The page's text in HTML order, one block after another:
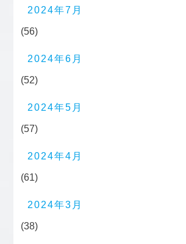
2024年7月
(56)
2024年6月
(52)
2024年5月
(57)
2024年4月
(61)
2024年3月
(38)